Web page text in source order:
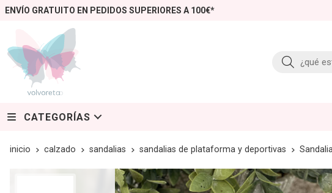
ENVÍO GRATUITO EN PEDIDOS SUPERIORES A 100€*
Buscar
CATEGORÍAS
inicio calzado sandalias sandalias de plataforma y deportivas